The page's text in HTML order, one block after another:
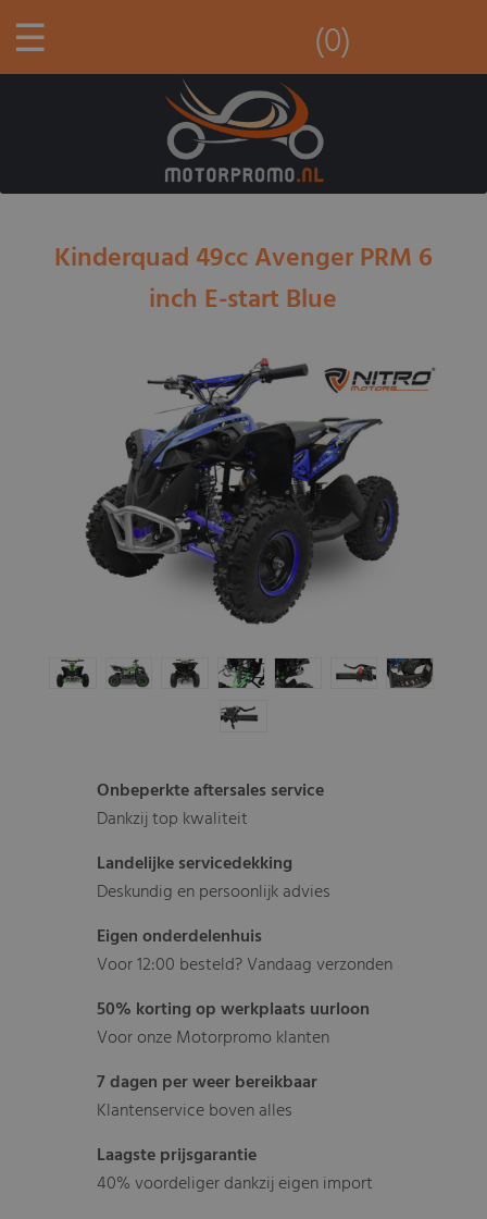
☰ (0)
Kinderquad 49cc Avenger PRM 6
inch E-start Blue
Onbeperkte aftersales service
Dankzij top kwaliteit
Landelijke servicedekking
Deskundig en persoonlijk advies
Eigen onderdelenhuis
Voor 12:00 besteld? Vandaag verzonden
50% korting op werkplaats uurloon
Voor onze Motorpromo klanten
7 dagen per weer bereikbaar
Klantenservice boven alles
Laagste prijsgarantie
40% voordeliger dankzij eigen import